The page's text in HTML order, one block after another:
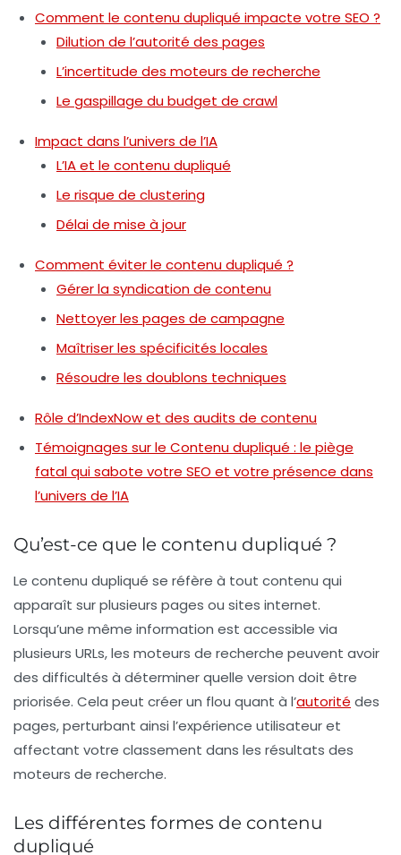
Comment le contenu dupliqué impacte votre SEO ?
Dilution de l’autorité des pages
L’incertitude des moteurs de recherche
Le gaspillage du budget de crawl
Impact dans l’univers de l’IA
L’IA et le contenu dupliqué
Le risque de clustering
Délai de mise à jour
Comment éviter le contenu dupliqué ?
Gérer la syndication de contenu
Nettoyer les pages de campagne
Maîtriser les spécificités locales
Résoudre les doublons techniques
Rôle d’IndexNow et des audits de contenu
Témoignages sur le Contenu dupliqué : le piège
fatal qui sabote votre SEO et votre présence dans
l’univers de l’IA
Qu’est-ce que le contenu dupliqué ?
Le contenu dupliqué se réfère à tout contenu qui
apparaît sur plusieurs pages ou sites internet.
Lorsqu’une même information est accessible via
plusieurs URLs, les moteurs de recherche peuvent avoir
des difficultés à déterminer quelle version doit être
priorisée. Cela peut créer un flou quant à l’autorité des
pages, perturbant ainsi l’expérience utilisateur et
affectant votre classement dans les résultats des
moteurs de recherche.
Les différentes formes de contenu
dupliqué